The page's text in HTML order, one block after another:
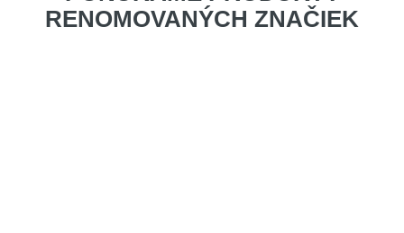
RENOMOVANÝCH ZNAČIEK